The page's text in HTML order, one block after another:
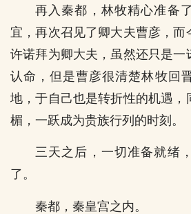
再入秦都，林牧精心准备
宜，再次召见了卿大夫曹彦，而
许诺拜为卿大夫，虽然还只是一
认命，但是曹彦很清楚林牧回
地，于自己也是转折性的机遇，
楣，一跃成为贵族行列的时刻。
三天之后，一切准备就绪
了。
秦都，秦皇宫之内。